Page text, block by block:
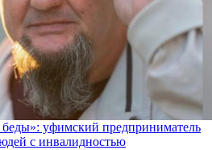
беды»: уфимский предприниматель
с инвалидностью